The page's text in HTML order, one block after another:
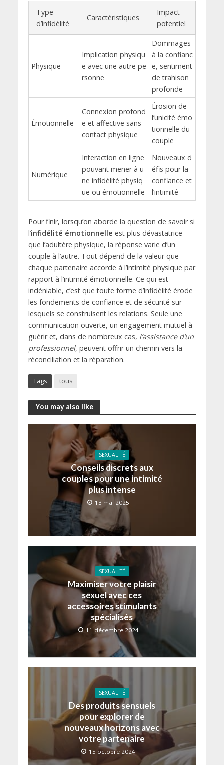
Type
d’infidélité
Caractéristiques
Impact
potentiel
Physique
Implication physiqu
e avec une autre pe
rsonne
Dommages
à la confianc
e, sentiment
de trahison
profonde
Émotionnelle
Connexion profond
e et affective sans
contact physique
Érosion de
l’unicité émo
tionnelle du
couple
Numérique
Interaction en ligne
pouvant mener à u
ne infidélité physiq
ue ou émotionnelle
Nouveaux d
éfis pour la
confiance et
l’intimité
Pour finir, lorsqu’on aborde la question de savoir si
l’infidélité émotionnelle est plus dévastatrice
que l’adultère physique, la réponse varie d’un
couple à l’autre. Tout dépend de la valeur que
chaque partenaire accorde à l’intimité physique par
rapport à l’intimité émotionnelle. Ce qui est
indéniable, c’est que toute forme d’infidélité érode
les fondements de confiance et de sécurité sur
lesquels se construisent les relations. Seule une
communication ouverte, un engagement mutuel à
guérir et, dans de nombreux cas, l’assistance d’un
professionnel, peuvent offrir un chemin vers la
réconciliation et la réparation.
Tags tous
You may also like
SEXUALITÉ
Conseils discrets aux
couples pour une intimité
plus intense
13 mai 2025
SEXUALITÉ
Maximiser votre plaisir
sexuel avec ces
accessoires stimulants
spécialisés
11 décembre 2024
SEXUALITÉ
Des produits sensuels
pour explorer de
nouveaux horizons avec
votre partenaire
15 octobre 2024